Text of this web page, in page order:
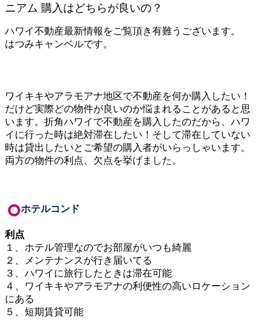
ニアム 購入はどちらが良いの？
ハワイ不動産最新情報をご覧頂き有難うございます。
はつみキャンベルです。
ワイキキやアラモアナ地区で不動産を何か購入したい！
だけど実際どの物件が良いのか悩まれることがあると思
います。折角ハワイで不動産を購入したのだから、ハワ
イに行った時は絶対滞在したい！そして滞在していない
時は貸出したいとご希望の購入者がいらっしゃいます。
両方の物件の利点、欠点を挙げました。
ホテルコンド
利点
１、ホテル管理なのでお部屋がいつも綺麗
２、メンテナンスが行き届いてる
３、ハワイに旅行したときは滞在可能
４、ワイキキやアラモアナの利便性の高いロケーション
にある
５、短期賃貸可能